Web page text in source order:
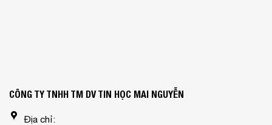
CÔNG TY TNHH TM DV TIN HỌC MAI NGUYỄN
Địa chỉ: